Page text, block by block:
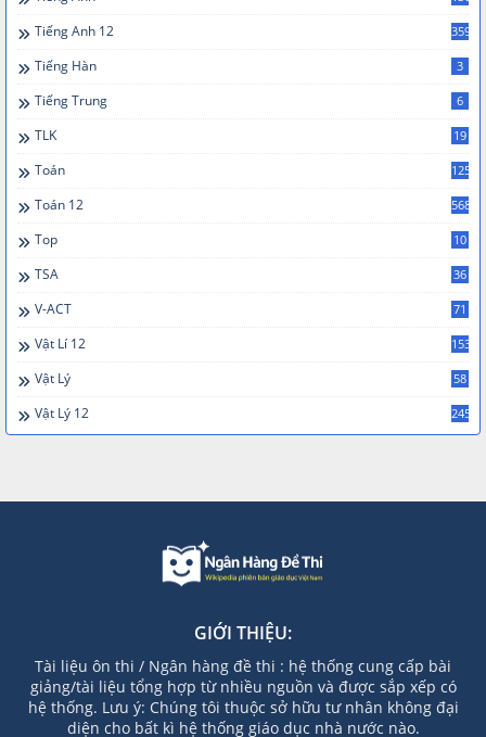
Tiếng Anh 12 359
Tiếng Hàn 3
Tiếng Trung 6
TLK 19
Toán 125
Toán 12 568
Top 10
TSA 36
V-ACT 71
Vật Lí 12 153
Vật Lý 58
Vật Lý 12 245
GIỚI THIỆU:
Tài liệu ôn thi / Ngân hàng đề thi : hệ thống cung cấp bài
giảng/tài liệu tổng hợp từ nhiều nguồn và được sắp xếp có
hệ thống. Lưu ý: Chúng tôi thuộc sở hữu tư nhân không đại
diện cho bất kì hệ thống giáo dục nhà nước nào.